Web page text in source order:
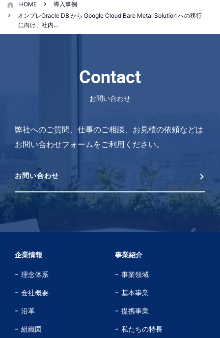
HOME
導入事例
オンプレOracle DB から Google Cloud Bare Metal Solution への移行
に向け、社内…
Contact
お問い合わせ
弊社へのご質問、仕事のご相談、お見積の依頼などは
お問い合わせフォームをご利用ください。
お問い合わせ
企業情報
理念体系
会社概要
沿革
組織図
事業紹介
事業領域
基本事業
提携事業
私たちの特長